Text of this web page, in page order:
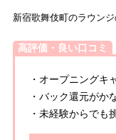
新宿歌舞伎町のラウン
高評価・良い口コミ
・オープニングキ
・バック還元がか
・未経験からでも